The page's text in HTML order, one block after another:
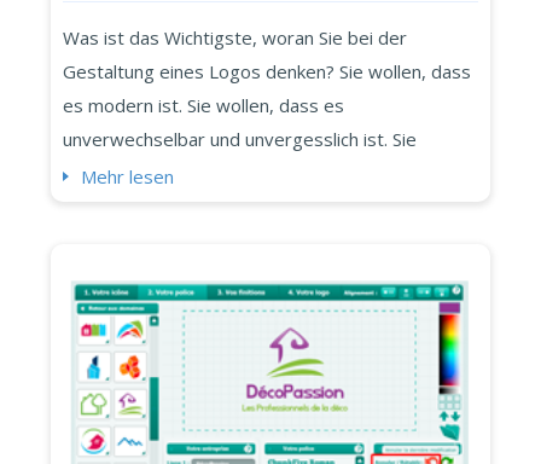
Was ist das Wichtigste, woran Sie bei der
Gestaltung eines Logos denken? Sie wollen, dass
es modern ist. Sie wollen, dass es
unverwechselbar und unvergesslich ist. Sie
wollen, dass es schlicht ist. Sie wollen, dass es
wiedererkennbaren Stempel, der der Tr&...
Mehr lesen